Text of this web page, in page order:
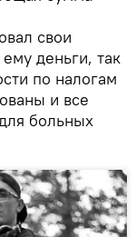
свои
деньги, так
по налогам
и все
больных